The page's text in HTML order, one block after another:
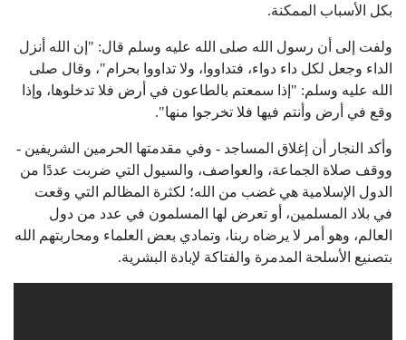
بكل الأسباب الممكنة.
ولفت إلى أن رسول الله صلى الله عليه وسلم قال: "إن الله أنزل
الداء وجعل لكل داء دواء، فتداووا، ولا تداووا بحرام"، وقال صلى
الله عليه وسلم: "إذا سمعتم بالطاعون في أرض فلا تدخلوها، وإذا
وقع في أرض وأنتم فيها فلا تخرجوا منها".
وأكد النجار أن إغلاق المساجد - وفي مقدمتها الحرمين الشريفين -
ووقف صلاة الجماعة، والعواصف، والسيول التي ضربت عددًا من
الدول الإسلامية هي غضب من الله؛ لكثرة المظالم التي وقعت
في بلاد المسلمين، أو تعرض لها المسلمون في عدد من دول
العالم، وهو أمر لا يرضاه ربنا، وتمادي بعض العلماء ومحاربتهم الله
بتصنيع الأسلحة المدمرة والفتاكة لإبادة البشرية.